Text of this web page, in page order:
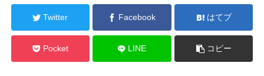
Twitter Facebook はてブ
Pocket LINE コピー